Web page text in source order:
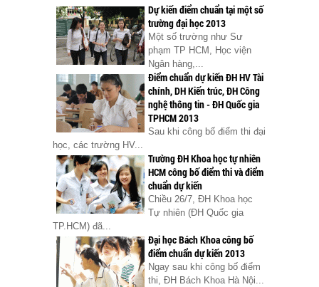
Dự kiến điểm chuẩn tại một số
trường đại học 2013
Một số trường như Sư
phạm TP HCM, Học viện
Ngân hàng,...
Điểm chuẩn dự kiến ĐH HV Tài
chính, DH Kiến trúc, ĐH Công
nghệ thông tin - ĐH Quốc gia
TPHCM 2013
Sau khi công bố điểm thi đại
học, các trường HV...
Trường ĐH Khoa học tự nhiên
HCM công bố điểm thi và điểm
chuẩn dự kiến
Chiều 26/7, ĐH Khoa học
Tự nhiên (ĐH Quốc gia
TP.HCM) đã...
Đại học Bách Khoa công bố
điểm chuẩn dự kiến 2013
Ngay sau khi công bố điểm
thi, ĐH Bách Khoa Hà Nội...